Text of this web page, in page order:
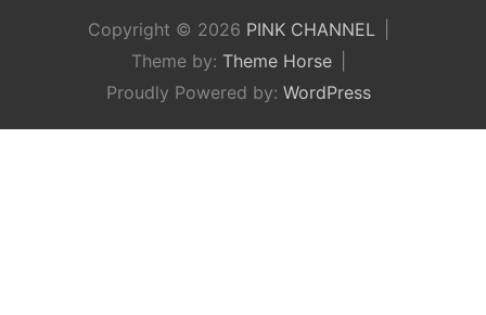
Copyright © 2026 PINK CHANNEL
Theme by: Theme Horse
Proudly Powered by: WordPress